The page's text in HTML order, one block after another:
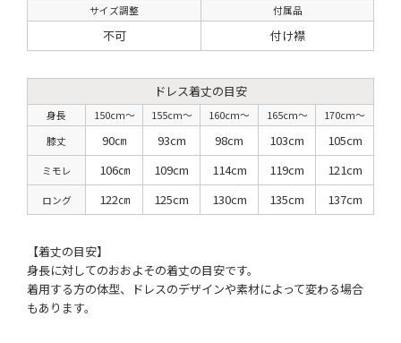
サイズ調整 付属品
不可 付け襟
ドレス着丈の目安
身長 150cm〜 155cm〜 160cm〜 165cm〜
170cm〜
膝丈
90㎝ 93cm 98cm 103cm 105cm
ミモレ 106㎝ 109cm 114cm 119cm 121cm
ロング 122㎝ 125cm 130cm 135cm 137cm
【着丈の目安】
身長に対してのおおよその着丈の目安です。
着用する方の体型、ドレスのデザインや素材によって変わる場合
もあります。